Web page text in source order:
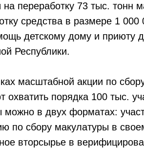
на переработку 73 тыс. тонн
средства в размере 1
детскому дому и приюту
Республики.
масштабной акции по
охватить порядка 100 тыс.
можно в двух форматах:
по сбору макулатуры в
вторсырье в